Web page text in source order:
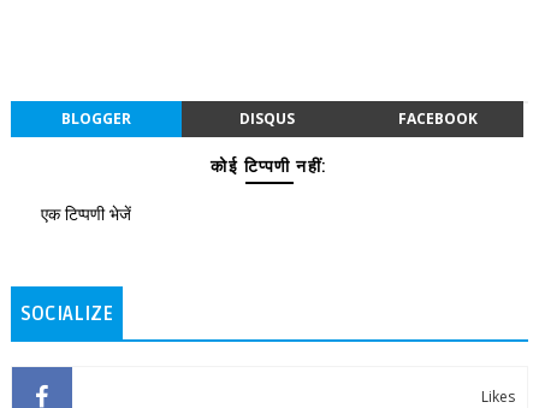
BLOGGER DISQUS FACEBOOK
कोई टिप्पणी नहीं:
एक टिप्पणी भेजें
SOCIALIZE
Likes